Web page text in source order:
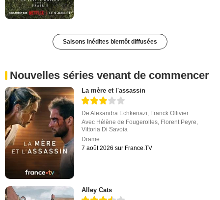
Saisons inédites bientôt diffusées
Nouvelles séries venant de commencer
La mère et l'assassin
DeAlexandra Echkenazi, Franck Ollivier
Avec Hélène de Fougerolles, Florent Peyre,
Vittoria Di Savoia
Drame
7 août 2026 sur France.TV
Alley Cats